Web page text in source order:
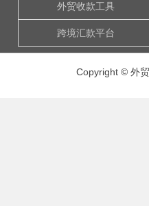
外贸收款工具
跨境汇款平台
Copyright © 外